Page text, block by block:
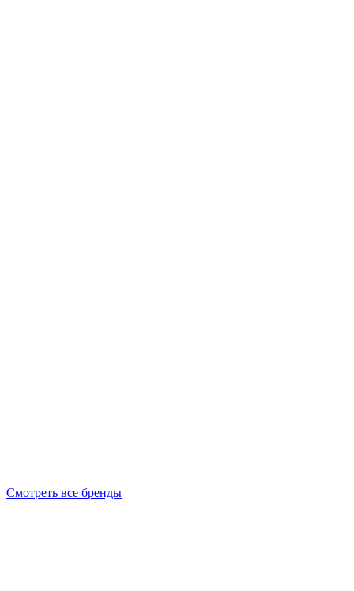
Смотреть все бренды